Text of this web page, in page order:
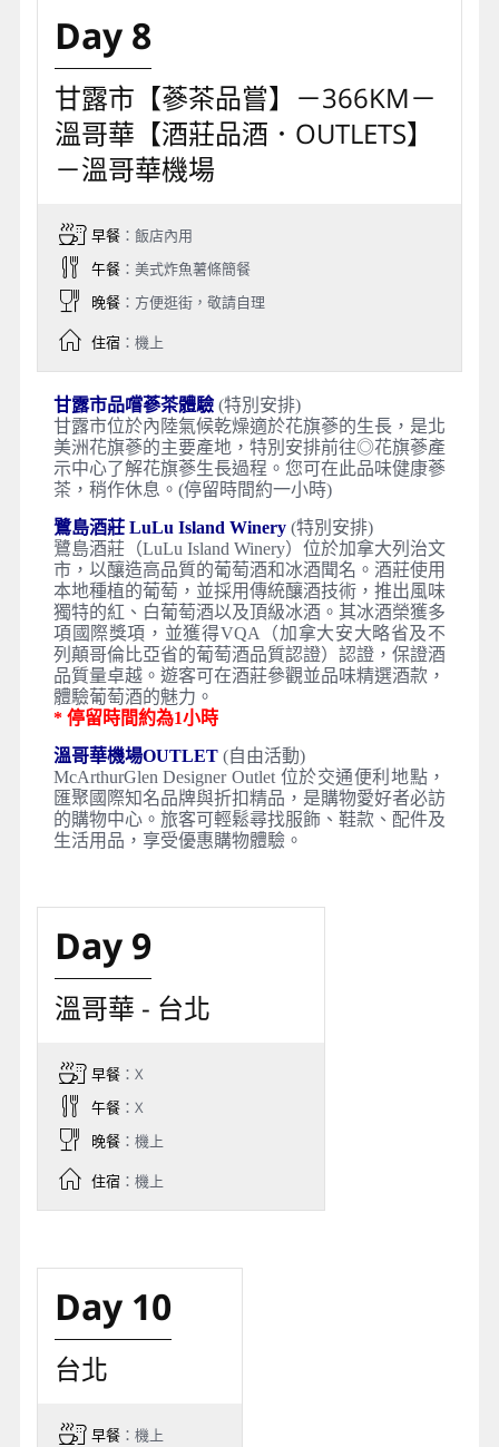
Day 8
甘露市【蔘茶品嘗】－366KM－
溫哥華【酒莊品酒．OUTLETS】
－溫哥華機場
早餐：飯店內用
午餐：美式炸魚薯條簡餐
晚餐：方便逛街，敬請自理
住宿：機上
甘露市品嚐蔘茶體驗 (特別安排)
甘露市位於內陸氣候乾燥適於花旗蔘的生長，是北
美洲花旗蔘的主要產地，特別安排前往◎花旗蔘產
示中心了解花旗蔘生長過程。您可在此品味健康蔘
茶，稍作休息。(停留時間約一小時)
鷺島酒莊 LuLu Island Winery (特別安排)
鷺島酒莊（LuLu Island Winery）位於加拿大列治文
市，以釀造高品質的葡萄酒和冰酒聞名。酒莊使用
本地種植的葡萄，並採用傳統釀酒技術，推出風味
獨特的紅、白葡萄酒以及頂級冰酒。其冰酒榮獲多
項國際獎項，並獲得VQA（加拿大安大略省及不
列顛哥倫比亞省的葡萄酒品質認證）認證，保證酒
品質量卓越。遊客可在酒莊參觀並品味精選酒款，
體驗葡萄酒的魅力。
* 停留時間約為1小時
溫哥華機場OUTLET (自由活動)
McArthurGlen Designer Outlet 位於交通便利地點，
匯聚國際知名品牌與折扣精品，是購物愛好者必訪
的購物中心。旅客可輕鬆尋找服飾、鞋款、配件及
生活用品，享受優惠購物體驗。
Day 9
溫哥華 - 台北
早餐：X
午餐：X
晚餐：機上
住宿：機上
Day 10
台北
早餐：機上